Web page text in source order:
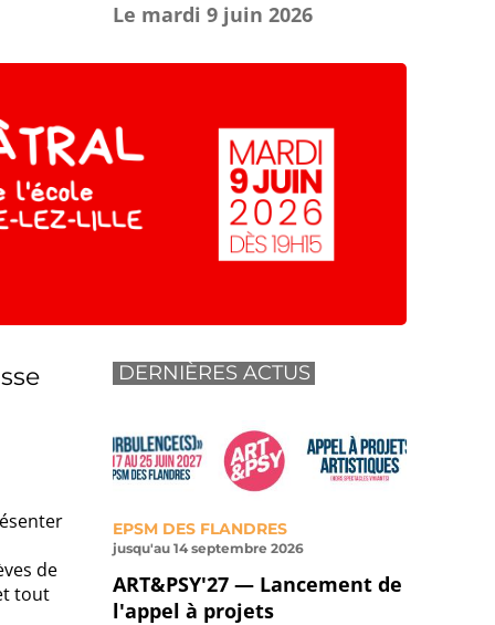
Le mardi 9 juin 2026
de
tout
DERNIÈRES ACTUS
EPSM DES FLANDRES
jusqu'au 14 septembre 2026
ART&PSY'27 — Lancement de
l'appel à projets